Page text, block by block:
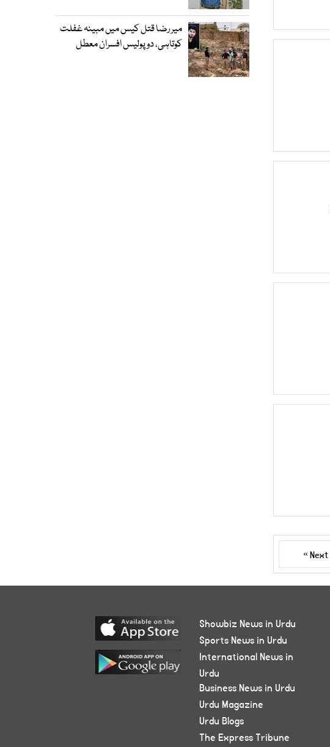
Next »
میر رضا قتل کیس میں مبینہ غفلت
کوتاہی، دو پولیس افسران معطل
Showbiz News in Urdu
Sports News in Urdu
International News in
Urdu
Business News in Urdu
Urdu Magazine
Urdu Blogs
The Express Tribune